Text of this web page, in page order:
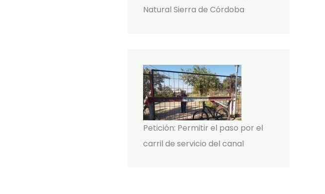
Natural Sierra de Córdoba
Petición: Permitir el paso por el
carril de servicio del canal